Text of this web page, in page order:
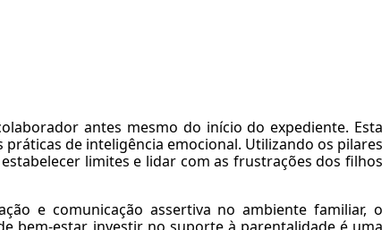
antes mesmo do início do expediente. Esta
de inteligência emocional. Utilizando os pilares
limites e lidar com as frustrações dos filhos
e comunicação assertiva no ambiente familiar, o